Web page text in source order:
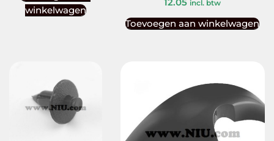
winkelwagen
incl. btw
Toevoegen aan winkelwagen